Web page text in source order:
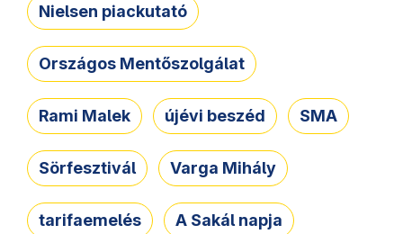
Nielsen piackutató
Országos Mentőszolgálat
Rami Malek újévi beszéd SMA
Sörfesztivál Varga Mihály
tarifaemelés A Sakál napja